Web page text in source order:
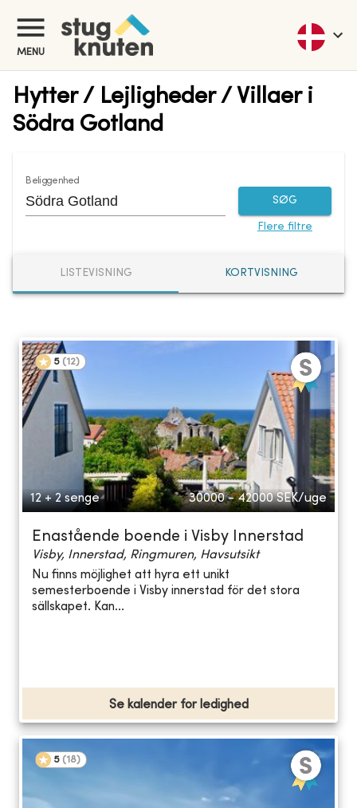
MENU
Hytter / Lejligheder / Villaer i
Södra Gotland
Beliggenhed
SØG
Flere filtre
LISTEVISNING KORTVISNING
5 (12)
12 + 2 senge 30000 - 42000 SEK/uge
Enastående boende i Visby Innerstad
Visby, Innerstad, Ringmuren, Havsutsikt
Nu finns möjlighet att hyra ett unikt
semesterboende i Visby innerstad för det stora
sällskapet. Kan...
Se kalender for ledighed
5 (18)